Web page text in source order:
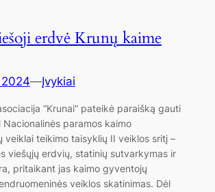
erdvė Krunų kaime
—Įvykiai
“Krunai” pateikė paraišką gauti
paramos kaimo
veiklai teikimo taisyklių II veiklos sritį –
viešųjų erdvių, statinių sutvarkymas ir
pritaikant jas kaimo gyventojų
veiklos skatinimas. Dėl